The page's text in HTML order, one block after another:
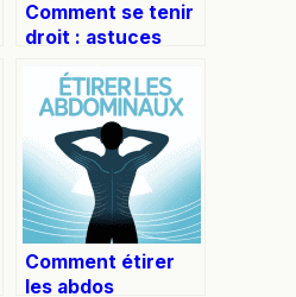
Comment se tenir
droit : astuces
adopter une
posture saine
Comment étirer
les abdos